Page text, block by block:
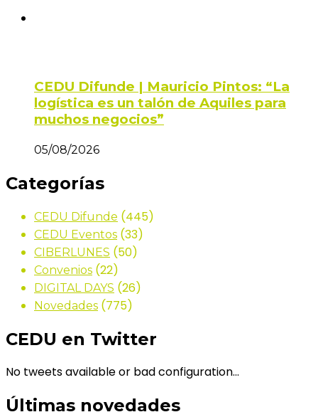
CEDU Difunde | Mauricio Pintos: “La
logística es un talón de Aquiles para
muchos negocios”
05/08/2026
Categorías
CEDU Difunde (445)
CEDU Eventos (33)
CIBERLUNES (50)
Convenios (22)
DIGITAL DAYS (26)
Novedades (775)
CEDU en Twitter
No tweets available or bad configuration...
Últimas novedades